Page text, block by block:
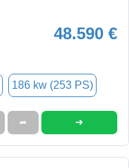
48.590 €
186 kw (253 PS)
➦ ➜